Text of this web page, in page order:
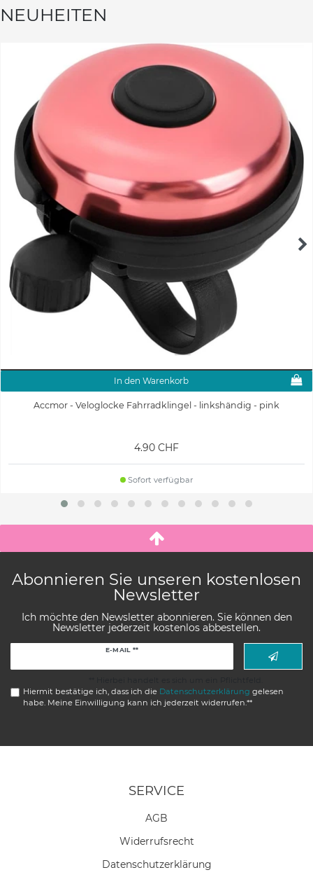
NEUHEITEN
In den Warenkorb
Accmor - Veloglocke Fahrradklingel - linkshändig - pink
4.90 CHF
Sofort verfügbar
Abonnieren Sie unseren kostenlosen
Newsletter
Ich möchte den Newsletter abonnieren. Sie können den
Newsletter jederzeit kostenlos abbestellen.
E-MAIL **
Hiermit bestätige ich, dass ich die Daten­schutz­erklärung gelesen
habe. Meine Einwilligung kann ich jederzeit widerrufen.**
SERVICE
AGB
Widerrufs­recht
Daten­schutz­erklärung